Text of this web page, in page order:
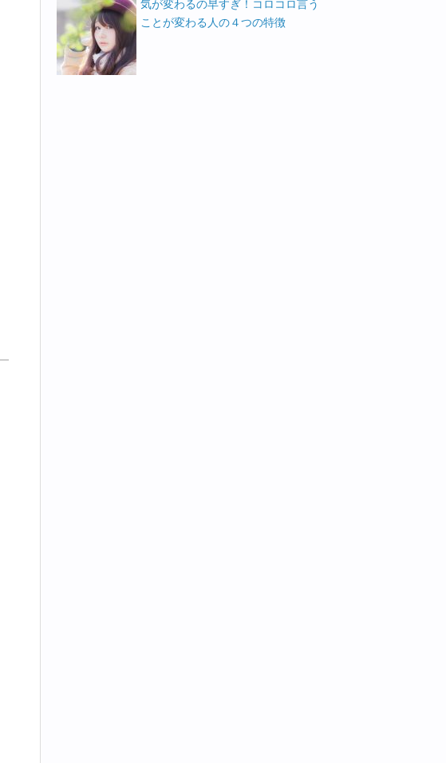
気が変わるの早すぎ！コロコロ言う
ことが変わる人の４つの特徴